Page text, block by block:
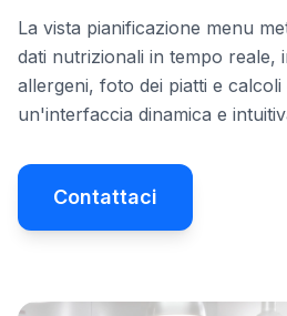
La vista pianificazione menu
dati nutrizionali in tempo reale,
allergeni, foto dei piatti e
un'interfaccia dinamica e
Contattaci